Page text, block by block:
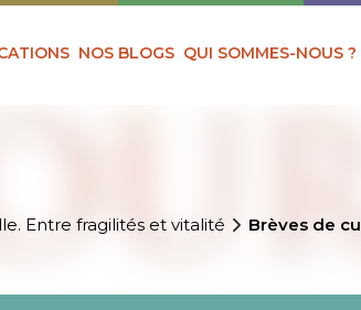
NOS BLOGS QUI SOMMES-NOUS ?
Entre fragilités et vitalité Brèves de